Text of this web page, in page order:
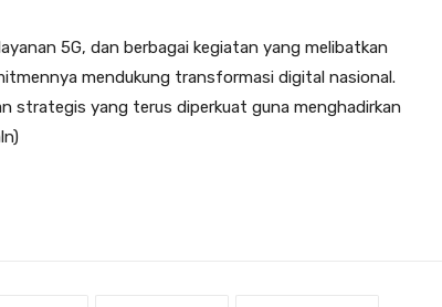
5G, dan berbagai kegiatan yang melibatkan
mendukung transformasi digital nasional.
strategis yang terus diperkuat guna menghadirkan